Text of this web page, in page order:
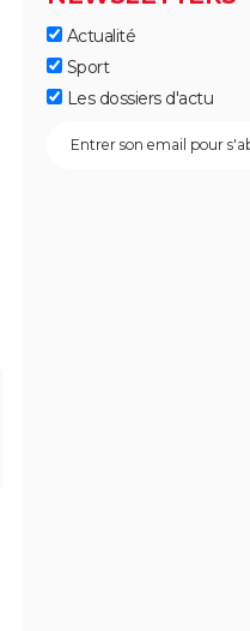
Actualité
Sport
Les dossiers d'actu